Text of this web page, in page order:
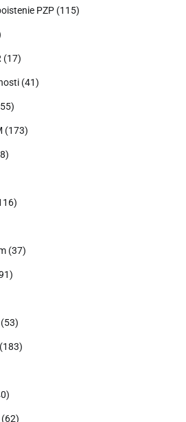
PZP (115)
(17)
(41)
(173)
(37)
(53)
(183)
(62)